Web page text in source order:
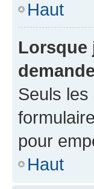
Haut
Lorsque
Seuls les
pour
Haut